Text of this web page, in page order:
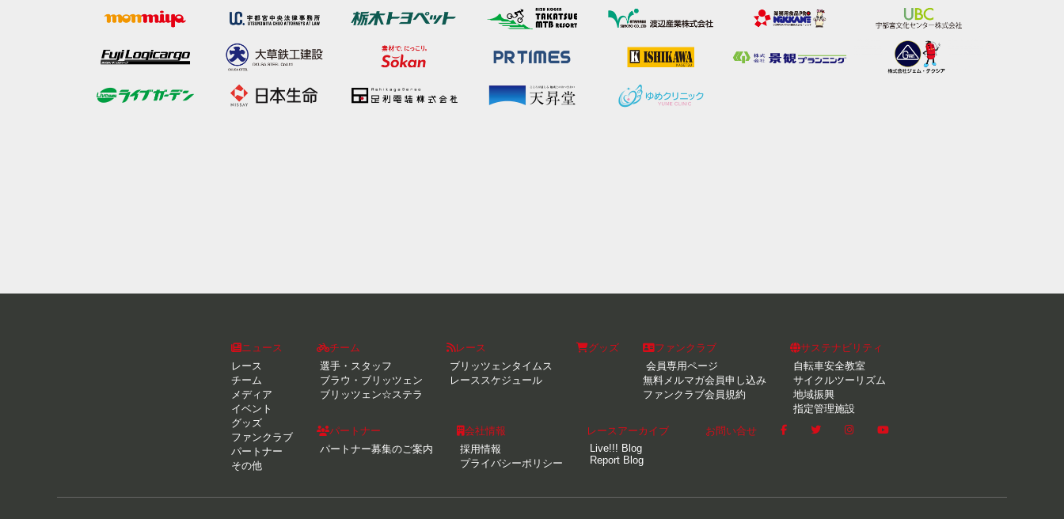
ニュース
レース
チーム
メディア
イベント
グッズ
ファンクラブ
パートナー
その他
チーム
選手・スタッフ
ブラウ・ブリッツェン
ブリッツェン☆ステラ
レース
ブリッツェンタイムス
レーススケジュール
グッズ
ファンクラブ
会員専用ページ
無料メルマガ会員申し込み
ファンクラブ会員規約
サステナビリティ
自転車安全教室
サイクルツーリズム
地域振興
指定管理施設
パートナー
パートナー募集のご案内
会社情報
採用情報
プライバシーポリシー
レースアーカイブ
Live!!! Blog
Report Blog
お問い合せ